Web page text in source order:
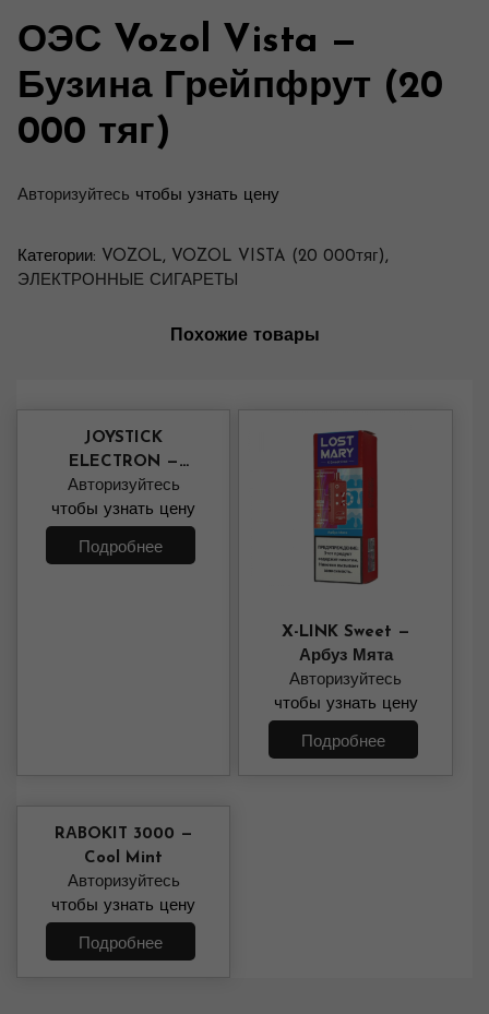
ОЭС Vozol Vista —
Бузина Грейпфрут (20
000 тяг)
Авторизуйтесь чтобы узнать цену
Категории: VOZOL, VOZOL VISTA (20 000тяг) ,
ЭЛЕКТРОННЫЕ СИГАРЕТЫ
Похожие товары
JOYSTICK
ELECTRON —
Клубника Манго
Авторизуйтесь
чтобы узнать цену
Подробнее
X-LINK Sweet —
Арбуз Мята
Авторизуйтесь
чтобы узнать цену
Подробнее
RАBOKIT 3000 —
Cool Mint
Авторизуйтесь
чтобы узнать цену
Подробнее